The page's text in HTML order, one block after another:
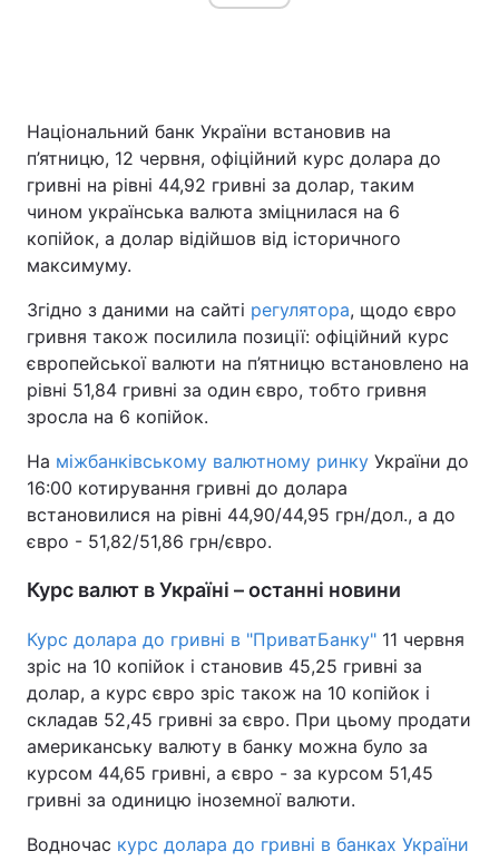
Національний банк України встановив на
п’ятницю, 12 червня, офіційний курс долара до
гривні на рівні 44,92 гривні за долар, таким
чином українська валюта зміцнилася на 6
копійок, а долар відійшов від історичного
максимуму.
Згідно з даними на сайті регулятора, щодо євро
гривня також посилила позиції: офіційний курс
європейської валюти на п’ятницю встановлено на
рівні 51,84 гривні за один євро, тобто гривня
зросла на 6 копійок.
На міжбанківському валютному ринку України до
16:00 котирування гривні до долара
встановилися на рівні 44,90/44,95 грн/дол., а до
євро - 51,82/51,86 грн/євро.
Курс валют в Україні – останні новини
Курс долара до гривні в "ПриватБанку" 11 червня
зріс на 10 копійок і становив 45,25 гривні за
долар, а курс євро зріс також на 10 копійок і
складав 52,45 гривні за євро. При цьому продати
американську валюту в банку можна було за
курсом 44,65 гривні, а євро - за курсом 51,45
гривні за одиницю іноземної валюти.
Водночас курс долара до гривні в банках України